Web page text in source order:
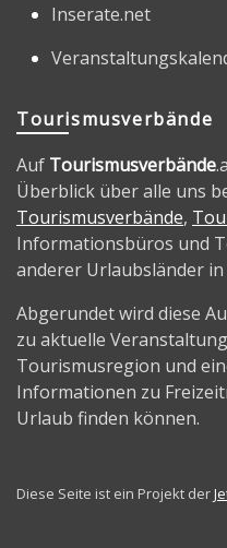
Inserate.net
Tourismusverbände
Auf Tourismusverbände
Überblick über alle uns
Tourismusverbände,
Informationsbüros und
anderer Urlaubsländer
Abgerundet wird diese
zu aktuelle
Tourismusregion und
Informationen zu
Urlaub finden können.
Diese Seite ist ein Projekt der